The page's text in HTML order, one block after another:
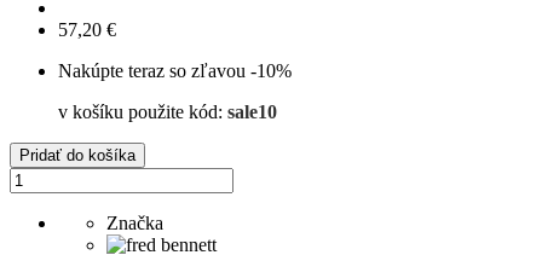
57,20 €
Nakúpte teraz so zľavou -10%
v košíku použite kód: sale10
Pridať do košíka
Značka